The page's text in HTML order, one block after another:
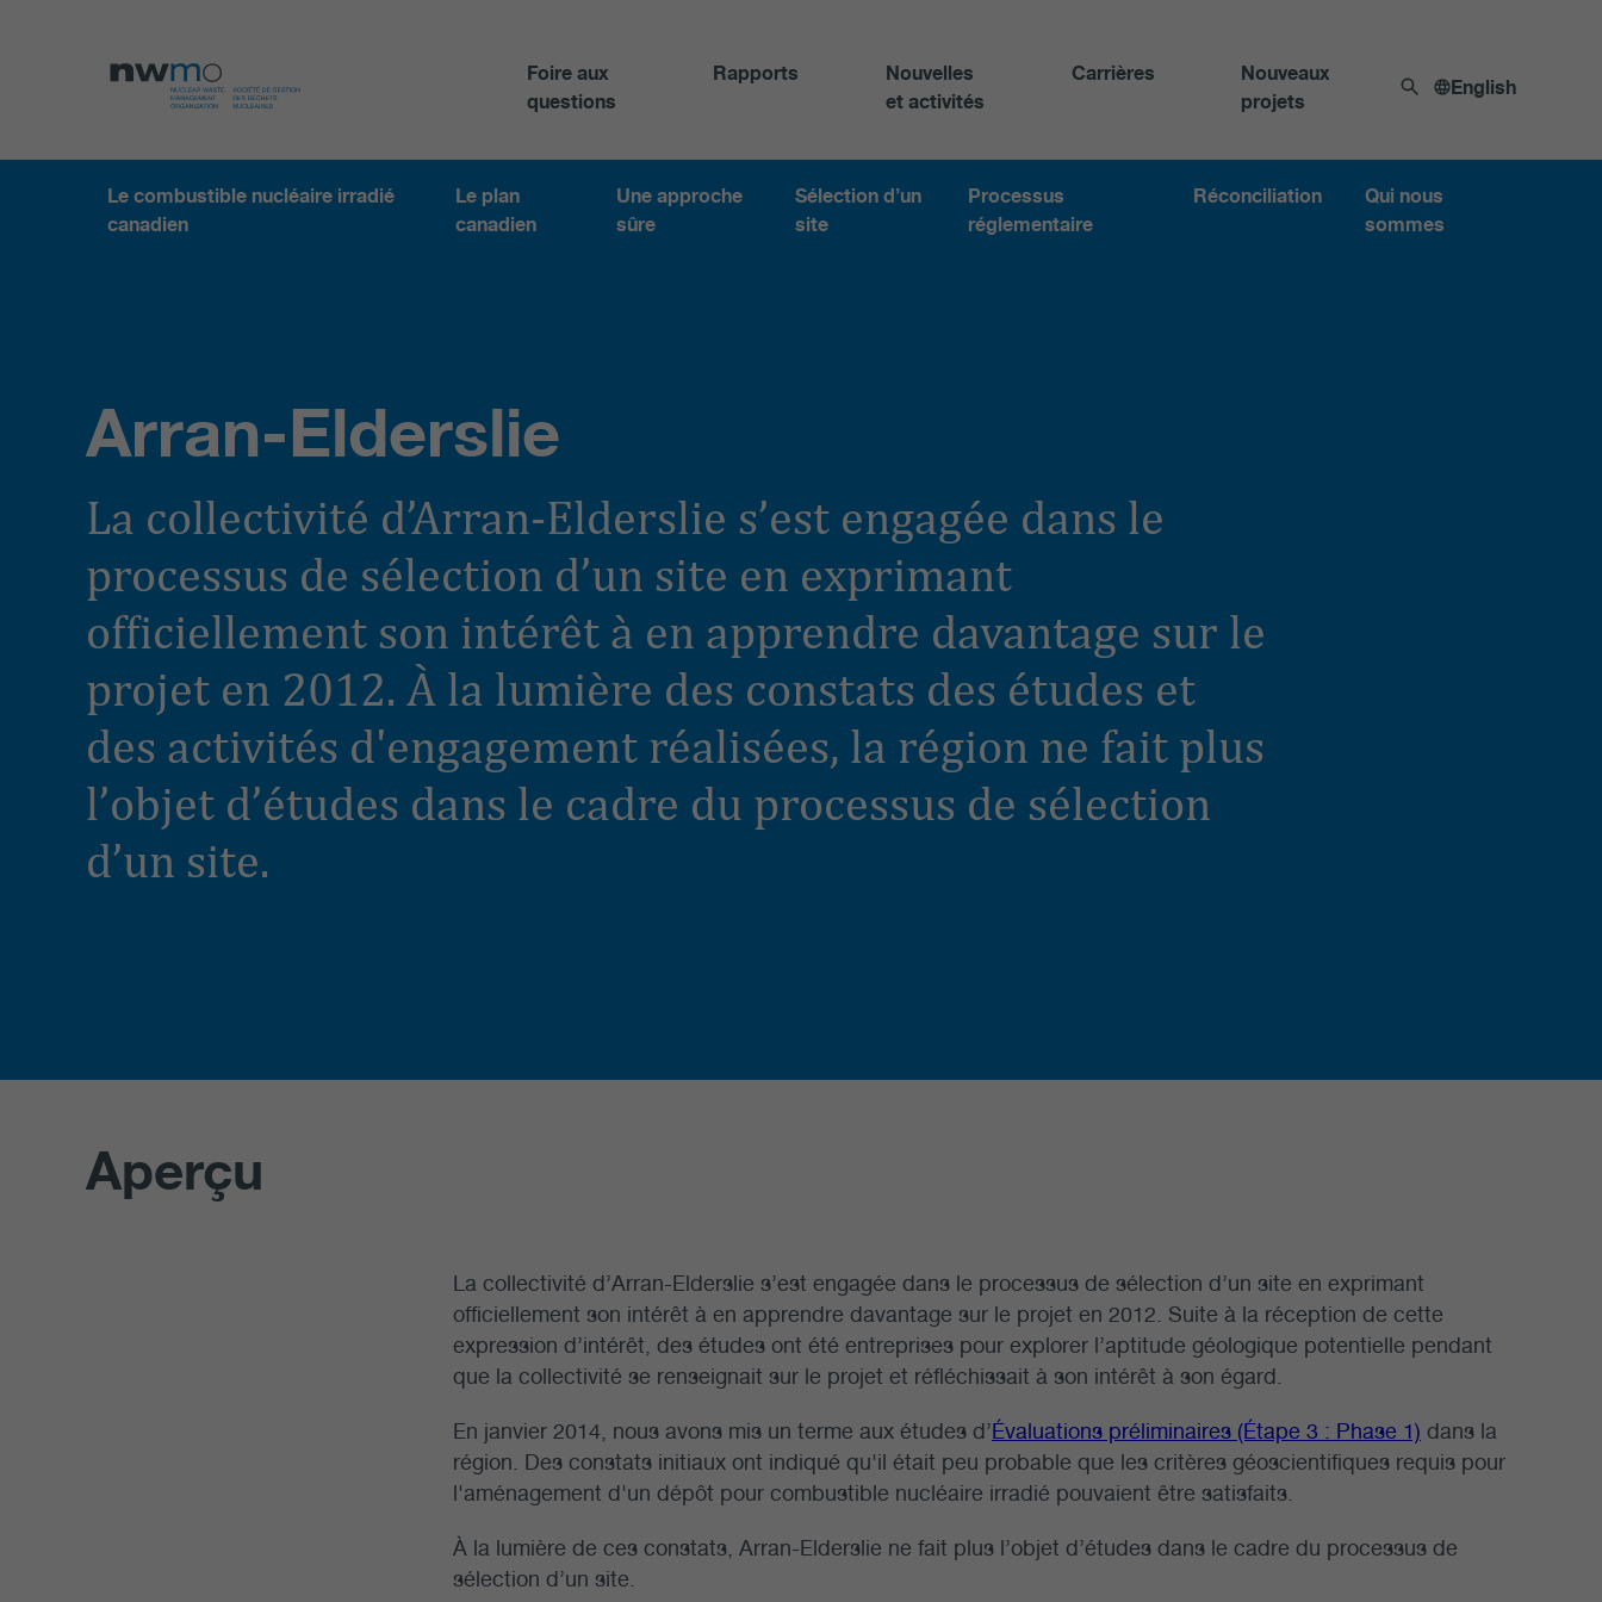
Foire aux
questions
Rapports
Nouvelles
et activités
Carrières
Nouveaux
projets
English
Le combustible nucléaire irradié
canadien
Le plan
canadien
Une approche
sûre
Sélection d’un
site
Processus
réglementaire
Réconciliation
Qui nous
sommes
Arran-Elderslie
La collectivité d’Arran-Elderslie s’est engagée dans le
processus de sélection d’un site en exprimant
officiellement son intérêt à en apprendre davantage sur le
projet en 2012. À la lumière des constats des études et
des activités d'engagement réalisées, la région ne fait plus
l’objet d’études dans le cadre du processus de sélection
d’un site.
Aperçu
La collectivité d’Arran-Elderslie s’est engagée dans le processus de sélection d’un site en exprimant
officiellement son intérêt à en apprendre davantage sur le projet en 2012. Suite à la réception de cette
expression d’intérêt, des études ont été entreprises pour explorer l’aptitude géologique potentielle pendant
que la collectivité se renseignait sur le projet et réfléchissait à son intérêt à son égard.
En janvier 2014, nous avons mis un terme aux études d’Évaluations préliminaires (Étape 3 : Phase 1) dans la
région. Des constats initiaux ont indiqué qu'il était peu probable que les critères géoscientifiques requis pour
l'aménagement d'un dépôt pour combustible nucléaire irradié pouvaient être satisfaits.
À la lumière de ces constats, Arran-Elderslie ne fait plus l’objet d’études dans le cadre du processus de
sélection d’un site.